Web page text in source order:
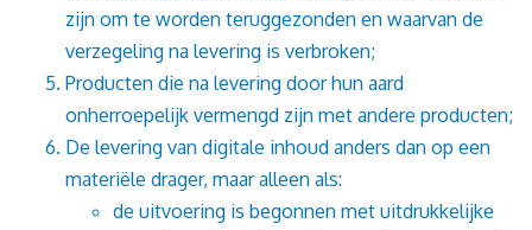
zijn om te worden teruggezonden en waarvan de
verzegeling na levering is verbroken;
Producten die na levering door hun aard
onherroepelijk vermengd zijn met andere producten;
De levering van digitale inhoud anders dan op een
materiële drager, maar alleen als:
de uitvoering is begonnen met uitdrukkelijke